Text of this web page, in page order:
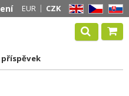
EN CZ SK
EUR CZK
příspěvek